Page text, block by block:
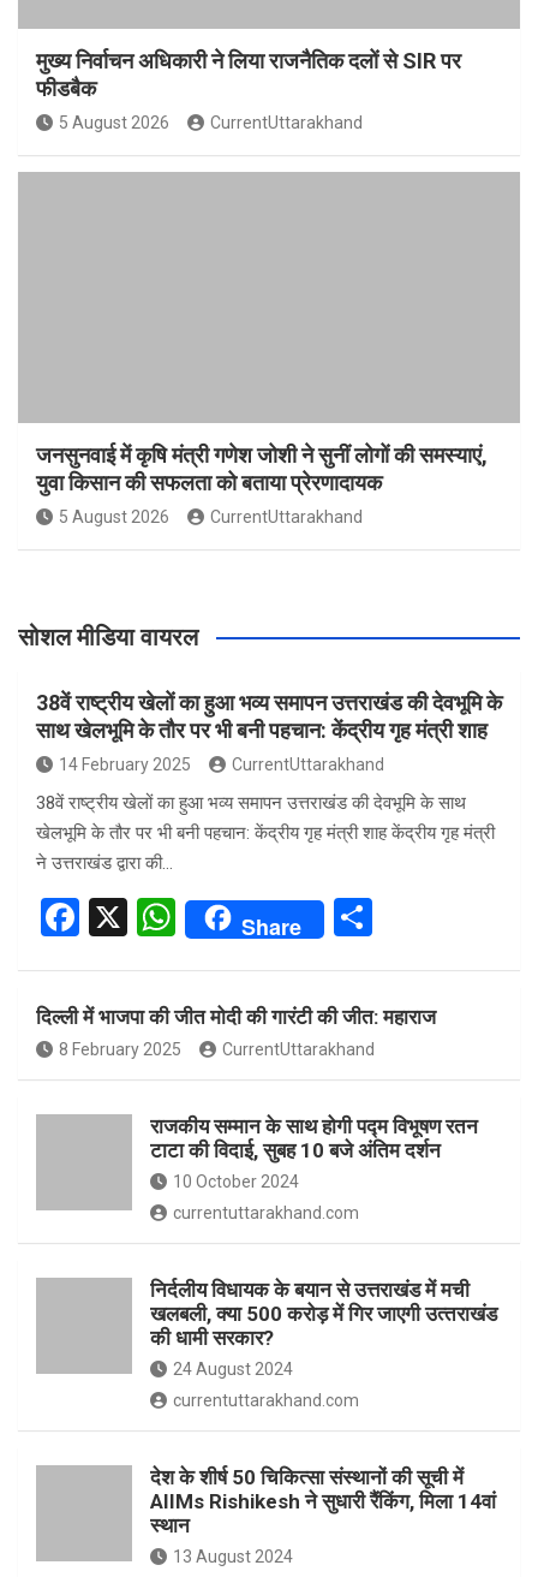
मुख्य निर्वाचन अधिकारी ने लिया राजनैतिक दलों से SIR पर
फीडबैक
5 August 2026 CurrentUttarakhand
जनसुनवाई में कृषि मंत्री गणेश जोशी ने सुनीं लोगों की समस्याएं,
युवा किसान की सफलता को बताया प्रेरणादायक
5 August 2026 CurrentUttarakhand
सोशल मीडिया वायरल
38वें राष्ट्रीय खेलों का हुआ भव्य समापन उत्तराखंड की देवभूमि के
साथ खेलभूमि के तौर पर भी बनी पहचान: केंद्रीय गृह मंत्री शाह
14 February 2025 CurrentUttarakhand
38वें राष्ट्रीय खेलों का हुआ भव्य समापन उत्तराखंड की देवभूमि के साथ
खेलभूमि के तौर पर भी बनी पहचान: केंद्रीय गृह मंत्री शाह केंद्रीय गृह मंत्री
ने उत्तराखंड द्वारा की…
F
ce
b
o
o
X
W
at
s
A
p
p
Share
e
दिल्ली में भाजपा की जीत मोदी की गारंटी की जीत: महाराज
8 February 2025 CurrentUttarakhand
राजकीय सम्मान के साथ होगी पद्म विभूषण रतन
टाटा की विदाई, सुबह 10 बजे अंतिम दर्शन
10 October 2024
currentuttarakhand.com
निर्दलीय विधायक के बयान से उत्तराखंड में मची
खलबली, क्‍या 500 करोड़ में गिर जाएगी उत्‍तराखंड
की धामी सरकार?
24 August 2024
currentuttarakhand.com
देश के शीर्ष 50 चिकित्सा संस्थानों की सूची में
AIIMs Rishikesh ने सुधारी रैंकिंग, मिला 14वां
स्थान
13 August 2024